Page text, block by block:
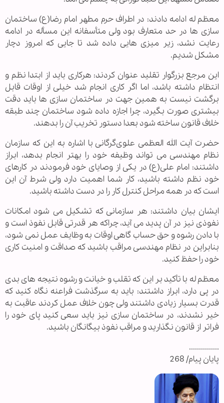
معظم له ادامه دادند: در اطراف حرم مطهر امام رضا(ع) ساختمان
سازی ها در حد متعارف بود ولی متأسفانه این مسأله در ادامه
رعایت نشد، زیر میزی هایی داده شد تا جایی که امروز دچار
مشکل شدیم.
این مرجع بزرگوار تقلید عنوان کردند: هرکاری باید از ابتدا نظم و
انتظام داشته باشد، اما اگر کاری انجام شد خیلی از اوقات قابل
برگشت نیست به همین جهت در ساختمان سازی ها باید دقت
بیشتری صورت بگیرد، چرا اجازه داده شود ساختمان چند طبقه
خلاف قانون ساخته شود بعدا دستور تخریب آن را بدهند.
حضرت آیت الله العظمی علوی‌گرگانی با اشاره به این که سازمان
نظام مهندسی می تواند وظیفه خود را بهتر انجام بدهد، ابراز
داشتند: امام علی(ع) در یکی از وصایای خود فرمودند در کارهای
خود نظم داشته باشید، کار شما اهمیت دارد ولی شرط آن این
است که در همه مراحل کنترل کار را در دست داشته باشید.
ایشان بیان داشتند: هر سازمانی که تشکیل می شود امکانات
نفوذی نیز در آن پدید می آید، چراکه هر قدرتی قابل نفوذ است و
با دادن رشوه و حق حساب گاهی اوقات به وظایف عمل نمی شود،
بنابراین در نظام مهندسی مراقب باشید که صداقت و امنیت کاری
خود را حفظ کنید.
معظم له با تأکید بر این که تقلب و خیانت و رشوه نتیجه های بدی
در پی دارد، ابراز داشتند: باید به سرگذشت فراعنه نگاه کنید که
قدرت بسیار زیادی داشتند ولی چون خلاف عمل کردند عاقبت به
خیر نشدند، در ساختمان سازی نیز باید سعی کنید پای خود را
فراتر از قانون نگذارید و مراقب نفوذ بیگانگان باشید.
...............
پایان پیام/ 268